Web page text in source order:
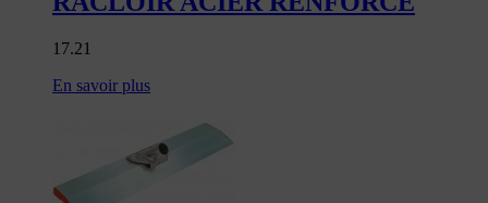
17.21
En savoir plus